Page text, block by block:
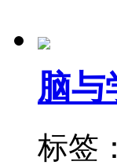
脑与
标签